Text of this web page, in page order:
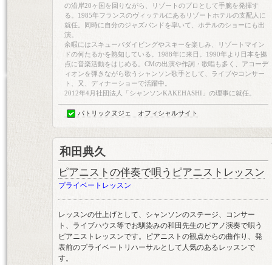
の沿岸20ヶ国を回りながら、リゾートのプロとして手腕を発揮す
る。1985年フランスのヴィッテルにあるリゾートホテルの支配人に
就任。同時に自分のジャズバンドを率いて、ホテルのショーにも出
演。
余暇にはスキューバダイビングやスキーを楽しみ、リゾートマイン
ドの何たるかを熟知している。1988年に来日。1990年より日本を拠
点に音楽活動をはじめる。CMの出演や作詞・歌唱も多く、アコーデ
ィオンを弾きながら歌うシャンソン歌手として、ライブやコンサー
ト、又、ディナーショーで活躍中。
2012年4月社団法人「シャンソンKAKEHASHI」の理事に就任。
パトリックヌジェ オフィシャルサイト
和田典久
ピアニストの伴奏で唄うピアニストレッスン
プライベートレッスン
レッスンの仕上げとして、シャンソンのステージ、コンサー
ト、ライブハウス等でお馴染みの和田先生のピアノ演奏で唄う
ピアニストレッスンです。ピアニストの観点からの曲作り、発
表前のプライベートリハーサルとして人気のあるレッスンで
す。